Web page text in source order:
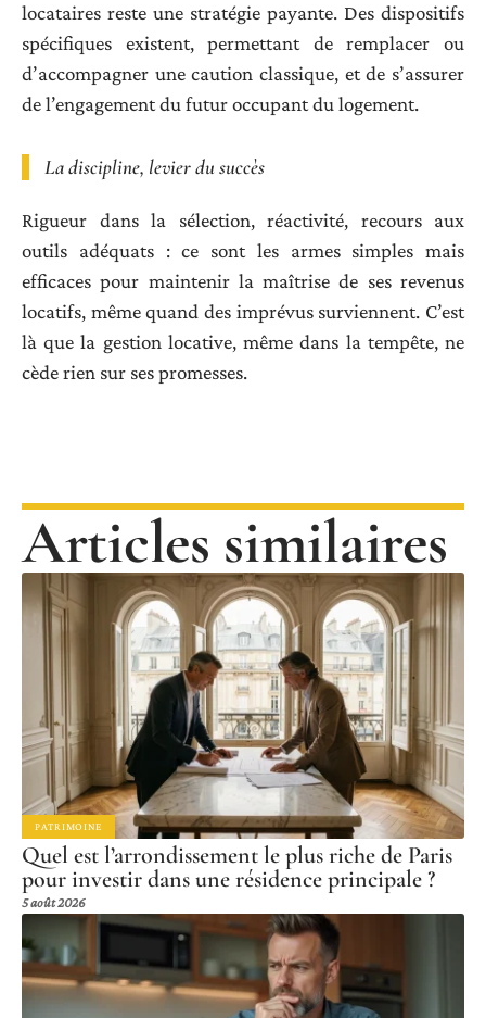
locataires reste une stratégie payante. Des dispositifs
spécifiques existent, permettant de remplacer ou
d’accompagner une caution classique, et de s’assurer
de l’engagement du futur occupant du logement.
La discipline, levier du succès
Rigueur dans la sélection, réactivité, recours aux
outils adéquats : ce sont les armes simples mais
efficaces pour maintenir la maîtrise de ses revenus
locatifs, même quand des imprévus surviennent. C’est
là que la gestion locative, même dans la tempête, ne
cède rien sur ses promesses.
Articles similaires
PATRIMOINE
Quel est l’arrondissement le plus riche de Paris
pour investir dans une résidence principale ?
5 août 2026